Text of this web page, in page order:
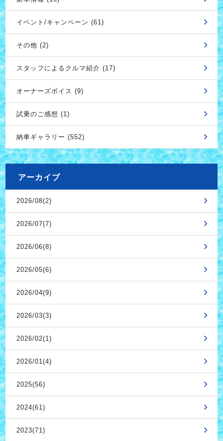
イベント/キャンペーン (61)
その他 (2)
スタッフによるクルマ紹介 (17)
オーナーズボイス (9)
試乗のご感想 (1)
納車ギャラリー (552)
アーカイブ
2026/08(2)
2026/07(7)
2026/06(8)
2026/05(6)
2026/04(9)
2026/03(3)
2026/02(1)
2026/01(4)
2025(56)
2024(61)
2023(71)